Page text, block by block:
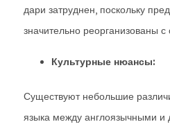
дари затруднен, поскольку
значительно реорганизованы с
Культурные нюансы:
Существуют небольшие
языка между англоязычными и